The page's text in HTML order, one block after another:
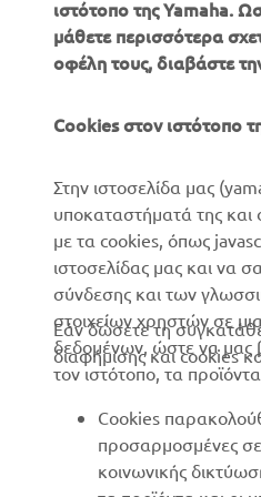
ΕΤΑΙΡΕΊΑ
Νέα
Δίκτυο Επίσημων
Συνεργατών
Τύπος
Φυλλάδια
Γίνετε έμπορος
Βασική Πολιτική Βιώσιμης
ιστότοπο της Yamaha.
μάθετε περισσότερα
οφέλη τους, διαβάστε
Cookies στον ιστότοπο
Στην ιστοσελίδα μας
υποκαταστήματά της και
με τα cookies, όπως
ιστοσελίδας μας και να
σύνδεσης και των
στοιχείων χρηστών σε
δεδομένων, ώστε να μας
τον ιστότοπο, τα
Εάν δώσετε τη
διαφήμισης και cookies
Cookies
προσαρμοσμένες
κοινωνικής